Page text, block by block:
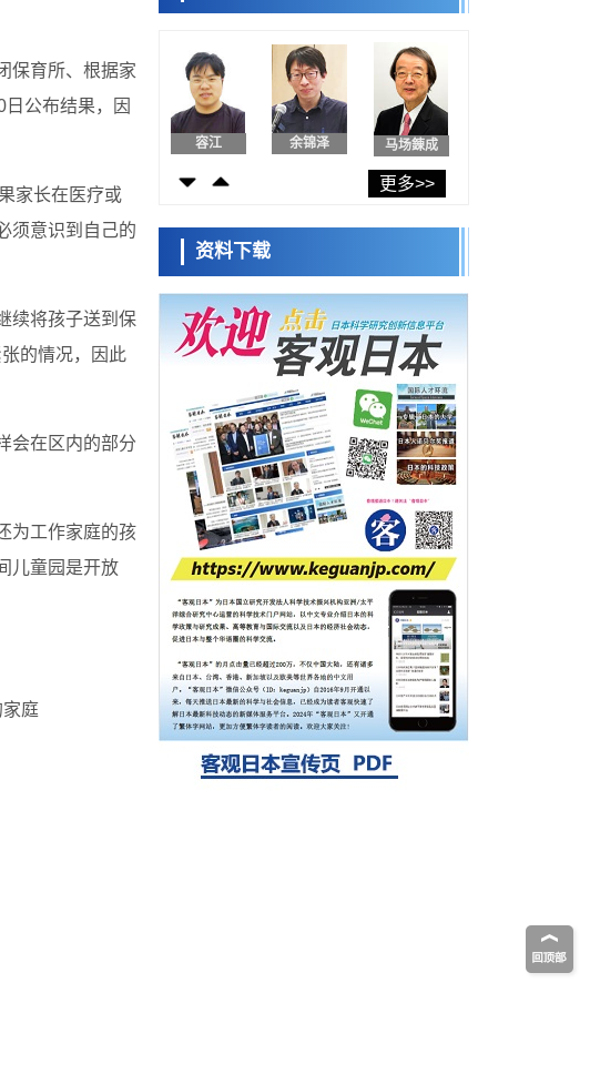
保育所、根据家
公布结果，因
家长在医疗或
须意识到自己的
续将孩子送到保
的情况，因此
会在区内的部分
为工作家庭的孩
儿童园是开放
庭
千叶大学鉴定出导致难治性疾病“肺高血压症”
科学研究
京都大学高效生成光的构成单元“光子”，可应
用于量子计算机
科学研究
开发出300亿年仅误差1秒的光晶格钟，构建
网络将其打造为下一代社会基础设施
日本成立“以人为本AI联盟”——力争借助AI拓
科学研究
大阪大学开发出膜脂质可视化工具，使脂质
探针的高效开发成为可能
立教大学在试管内构建长链人工基因组DNA
自我复制系统，有望实现携带大量基因的人
工细胞
政策
日本科研费增设国际共同研究强化新类别，
促进青年研究人员赴海外开展研究
科学研究
京都大学高效生成光的构成单元“光子”，可应
用于量子计算机
科学研究
开发出300亿年仅误差1秒的光晶格钟，构建
网络将其打造为下一代社会基础设施
经济・社会
日本成立“以人为本AI联盟”——力争借助AI拓
展社会公众创造力，依托产学合作推进研发
科学研究
大阪大学开发出膜脂质可视化工具，使脂质
探针的高效开发成为可能
科学研究
立教大学在试管内构建长链人工基因组DNA
自我复制系统，有望实现携带大量基因的人
工细胞
容江 余锦泽 马场錬成
日本科学未
流员
泷川 进 戴维
更多>>
资料下载